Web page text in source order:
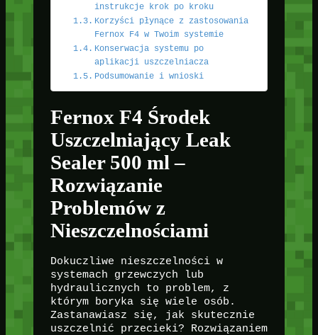
instrukcje krok po kroku
Korzyści płynące z zastosowania
Fernox F4 w Twoim systemie
Konserwacja systemu po
aplikacji uszczelniacza
Podsumowanie i wnioski
Fernox F4 Środek
Uszczelniający Leak
Sealer 500 ml –
Rozwiązanie
Problemów z
Nieszczelnościami
Dokuczliwe nieszczelności w
systemach grzewczych lub
hydraulicznych to problem, z
którym boryka się wiele osób.
Zastanawiasz się, jak skutecznie
uszczelnić przecieki? Rozwiązaniem